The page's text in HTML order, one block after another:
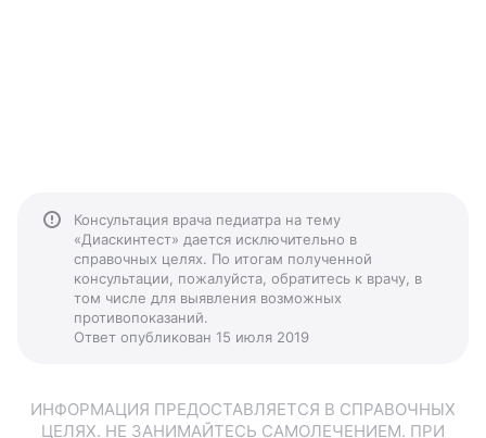
Консультация врача педиатра на тему
«Диаскинтест» дается исключительно в
справочных целях. По итогам полученной
консультации, пожалуйста, обратитесь к врачу, в
том числе для выявления возможных
противопоказаний.
Ответ опубликован 15 июля 2019
ИНФОРМАЦИЯ ПРЕДОСТАВЛЯЕТСЯ В СПРАВОЧНЫХ
ЦЕЛЯХ. НЕ ЗАНИМАЙТЕСЬ САМОЛЕЧЕНИЕМ. ПРИ